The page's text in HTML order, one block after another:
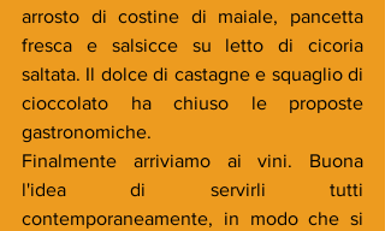
arrosto di costine di maiale, pancetta
fresca e salsicce su letto di cicoria
saltata. Il dolce di castagne e squaglio di
cioccolato ha chiuso le proposte
gastronomiche.
Finalmente arriviamo ai vini. Buona
l'idea di servirli tutti
contemporaneamente, in modo che si